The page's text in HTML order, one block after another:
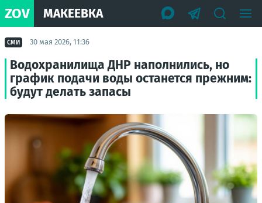
ZOV МАКЕЕВКА
СМИ 30 мая 2026, 11:36
Водохранилища ДНР наполнились, но
график подачи воды останется прежним:
будут делать запасы